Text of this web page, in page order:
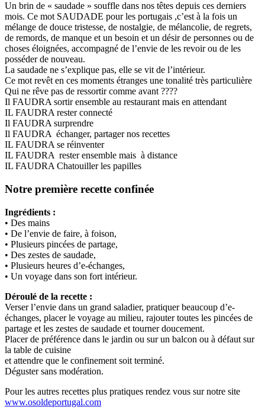
Un brin de « saudade » souffle dans nos têtes depuis ces derniers
mois. Ce mot SAUDADE pour les portugais ,c’est à la fois un
mélange de douce tristesse, de nostalgie, de mélancolie, de regrets,
de remords, de manque et un besoin et un désir de personnes ou de
choses éloignées, accompagné de l’envie de les revoir ou de les
posséder de nouveau.
La saudade ne s’explique pas, elle se vit de l’intérieur.
Ce mot revêt en ces moments étranges une tonalité très particulière
Qui ne rêve pas de ressortir comme avant ????
Il FAUDRA sortir ensemble au restaurant mais en attendant
IL FAUDRA rester connecté
Il FAUDRA surprendre
Il FAUDRA échanger, partager nos recettes
IL FAUDRA se réinventer
IL FAUDRA rester ensemble mais à distance
IL FAUDRA Chatouiller les papilles
Notre première recette confinée
Ingrédients :
• Des mains
• De l’envie de faire, à foison,
• Plusieurs pincées de partage,
• Des zestes de saudade,
• Plusieurs heures d’e-échanges,
• Un voyage dans son fort intérieur.
Déroulé de la recette :
Verser l’envie dans un grand saladier, pratiquer beaucoup d’e-
échanges, placer le voyage au milieu, rajouter toutes les pincées de
partage et les zestes de saudade et tourner doucement.
Placer de préférence dans le jardin ou sur un balcon ou à défaut sur
la table de cuisine
et attendre que le confinement soit terminé.
Déguster sans modération.
Pour les autres recettes plus pratiques rendez vous sur notre site
www.osoldeportugal.com